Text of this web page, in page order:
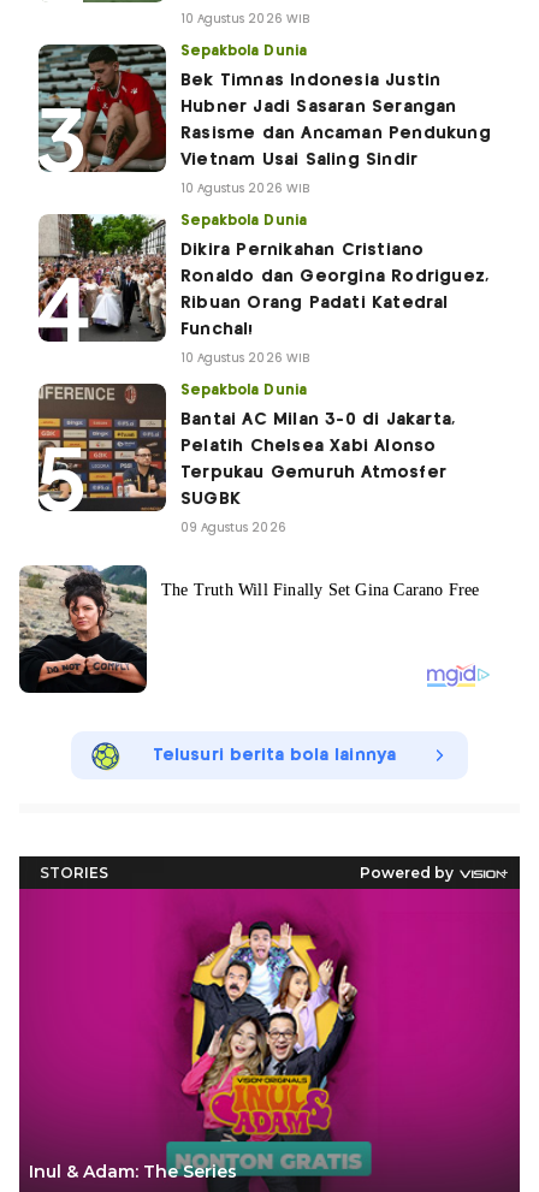
10 Agustus 2026 WIB
Sepakbola Dunia
Bek Timnas Indonesia Justin
Hubner Jadi Sasaran Serangan
Rasisme dan Ancaman Pendukung
Vietnam Usai Saling Sindir
10 Agustus 2026 WIB
Sepakbola Dunia
Dikira Pernikahan Cristiano
Ronaldo dan Georgina Rodriguez,
Ribuan Orang Padati Katedral
Funchal!
10 Agustus 2026 WIB
Sepakbola Dunia
Bantai AC Milan 3-0 di Jakarta,
Pelatih Chelsea Xabi Alonso
Terpukau Gemuruh Atmosfer
SUGBK
09 Agustus 2026
Telusuri berita bola lainnya